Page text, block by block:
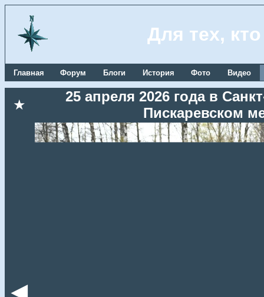
Для тех,
Главная Форум Блоги История Фото Видео
★
25 апреля 2026 года в
Пискаревском